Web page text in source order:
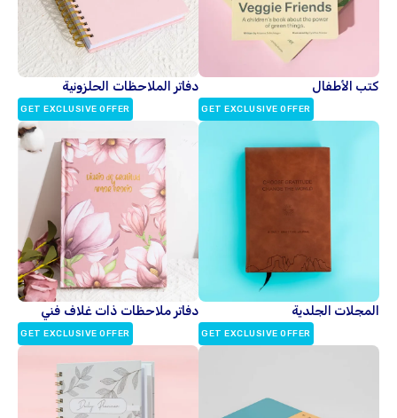
كتب الأطفال
GET EXCLUSIVE OFFER
دفاتر الملاحظات الحلزونية
GET EXCLUSIVE OFFER
المجلات الجلدية
GET EXCLUSIVE OFFER
دفاتر ملاحظات ذات غلاف فني
GET EXCLUSIVE OFFER